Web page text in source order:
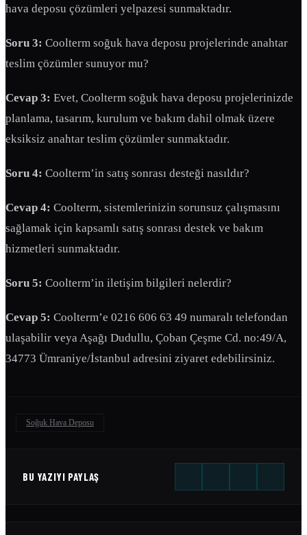
hava deposu çözümleri yelpazesi sunmaktadır.
Soru 3: Coolterm soğuk hava deposu projelerinde anahtar
teslim çözümler sunuyor mu?
Cevap 3: Evet, Coolterm soğuk hava deposu projelerinizde
planlama, tasarım, kurulum ve bakım dahil olmak üzere
eksiksiz anahtar teslim çözümler sunmaktadır.
Soru 4: Coolterm’in satış sonrası desteği nasıldır?
Cevap 4: Coolterm, sistemlerinizin sorunsuz çalışmasını
sağlamak için kapsamlı satış sonrası destek ve bakım
hizmetleri sunmaktadır.
Soru 5: Coolterm’in iletişim bilgileri nelerdir?
Cevap 5: Coolterm’e 0216 606 63 49 numaralı telefondan
ulaşabilir veya Aşağı Dudullu, Çoban Çeşme Cd. no:49/A,
34773 Ümraniye/İstanbul adresini ziyaret edebilirsiniz.
Soğuk Hava Deposu
BU YAZIYI PAYLAŞ